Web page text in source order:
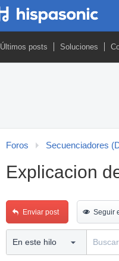
Últimos posts Soluciones
Foros Secuenciadores
Explicacion
Enviar post Seguir